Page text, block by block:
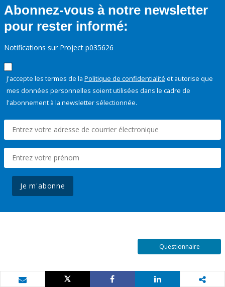
Abonnez-vous à notre newsletter
pour rester informé:
Notifications sur Project p035626
J'accepte les termes de la Politique de confidentialité et autorise que
mes données personnelles soient utilisées dans le cadre de
l'abonnement à la newsletter sélectionnée.
Je m'abonne
Questionnaire